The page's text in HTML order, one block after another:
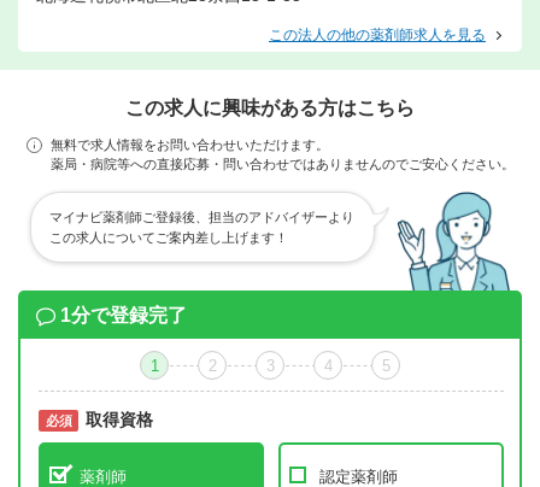
この法人の他の薬剤師求人を見る
この求人に興味がある方はこちら
無料で求人情報をお問い合わせいただけます。
薬局・病院等への直接応募・問い合わせではありませんのでご安心ください。
マイナビ薬剤師ご登録後、担当のアドバイザーより
この求人についてご案内差し上げます！
1分で登録完了
1 2 3 4 5
必須 取得資格
薬剤師 認定薬剤師